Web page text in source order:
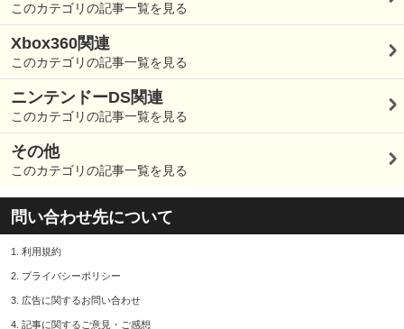
このカテゴリの記事一覧を見る
Xbox360関連
このカテゴリの記事一覧を見る
ニンテンドーDS関連
このカテゴリの記事一覧を見る
その他
このカテゴリの記事一覧を見る
問い合わせ先について
1. 利用規約
2. プライバシーポリシー
3. 広告に関するお問い合わせ
4. 記事に関するご意見・ご感想